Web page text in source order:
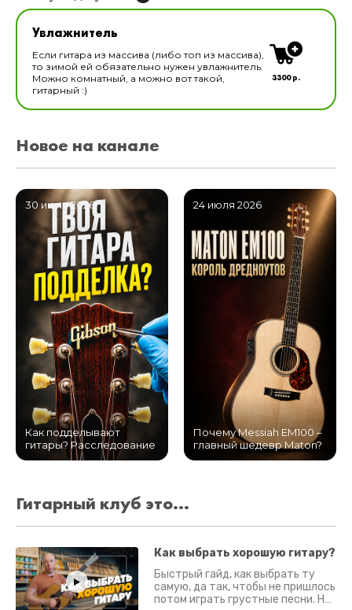
Увлажнитель для музыкальных инструментов
В наличии
Увлажнитель
Если гитара из массива (либо топ из массива),
то зимой ей обязательно нужен увлажнитель.
Можно комнатный, а можно вот такой,
гитарный :)
3300 р.
Новое на канале
30 июля 2026
Как подделывают
гитары? Расследование
24 июля 2026
Почему Messiah EM100 –
главный шедевр Maton?
Гитарный клуб это...
Как выбрать хорошую гитару?
Быстрый гайд, как выбрать ту
самую, да так, чтобы не пришлось
потом играть грустные песни. На